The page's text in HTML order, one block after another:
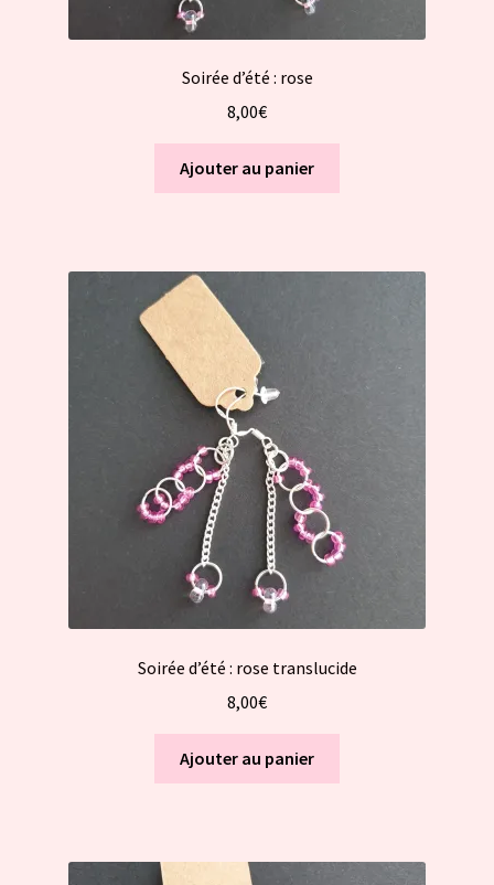
Soirée d’été : rose
8,00€
Ajouter au panier
Soirée d’été : rose translucide
8,00€
Ajouter au panier